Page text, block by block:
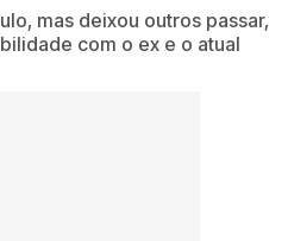
mas deixou outros passar,
com o ex e o atual